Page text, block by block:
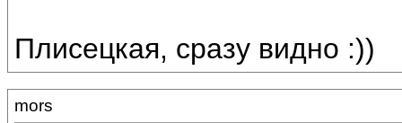
Плисецкая, сразу видно :))
mors